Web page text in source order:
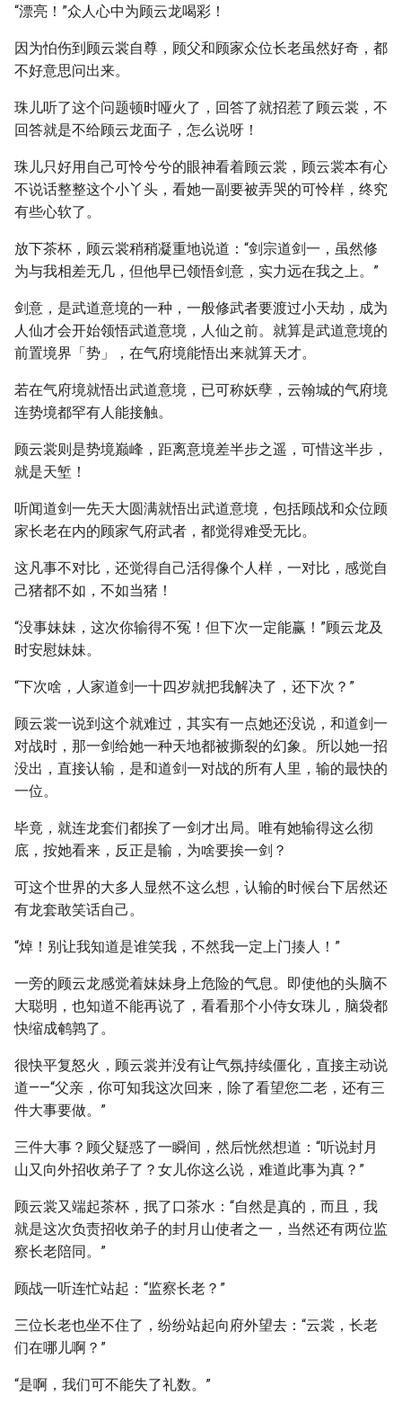
“漂亮！”众人心中为顾云龙喝彩！
因为怕伤到顾云裳自尊，顾父和顾家众位长老虽然好奇，都
不好意思问出来。
珠儿听了这个问题顿时哑火了，回答了就招惹了顾云裳，不
回答就是不给顾云龙面子，怎么说呀！
珠儿只好用自己可怜兮兮的眼神看着顾云裳，顾云裳本有心
不说话整整这个小丫头，看她一副要被弄哭的可怜样，终究
有些心软了。
放下茶杯，顾云裳稍稍凝重地说道：“剑宗道剑一，虽然修
为与我相差无几，但他早已领悟剑意，实力远在我之上。”
剑意，是武道意境的一种，一般修武者要渡过小天劫，成为
人仙才会开始领悟武道意境，人仙之前。就算是武道意境的
前置境界「势」，在气府境能悟出来就算天才。
若在气府境就悟出武道意境，已可称妖孽，云翰城的气府境
连势境都罕有人能接触。
顾云裳则是势境巅峰，距离意境差半步之遥，可惜这半步，
就是天堑！
听闻道剑一先天大圆满就悟出武道意境，包括顾战和众位顾
家长老在内的顾家气府武者，都觉得难受无比。
这凡事不对比，还觉得自己活得像个人样，一对比，感觉自
己猪都不如，不如当猪！
“没事妹妹，这次你输得不冤！但下次一定能赢！”顾云龙及
时安慰妹妹。
“下次啥，人家道剑一十四岁就把我解决了，还下次？”
顾云裳一说到这个就难过，其实有一点她还没说，和道剑一
对战时，那一剑给她一种天地都被撕裂的幻象。所以她一招
没出，直接认输，是和道剑一对战的所有人里，输的最快的
一位。
毕竟，就连龙套们都挨了一剑才出局。唯有她输得这么彻
底，按她看来，反正是输，为啥要挨一剑？
可这个世界的大多人显然不这么想，认输的时候台下居然还
有龙套敢笑话自己。
“焯！别让我知道是谁笑我，不然我一定上门揍人！”
一旁的顾云龙感觉着妹妹身上危险的气息。即使他的头脑不
大聪明，也知道不能再说了，看看那个小侍女珠儿，脑袋都
快缩成鹌鹑了。
很快平复怒火，顾云裳并没有让气氛持续僵化，直接主动说
道——“父亲，你可知我这次回来，除了看望您二老，还有三
件大事要做。”
三件大事？顾父疑惑了一瞬间，然后恍然想道：“听说封月
山又向外招收弟子了？女儿你这么说，难道此事为真？”
顾云裳又端起茶杯，抿了口茶水：“自然是真的，而且，我
就是这次负责招收弟子的封月山使者之一，当然还有两位监
察长老陪同。”
顾战一听连忙站起：“监察长老？”
三位长老也坐不住了，纷纷站起向府外望去：“云裳，长老
们在哪儿啊？”
“是啊，我们可不能失了礼数。”